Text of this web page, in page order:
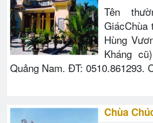
Tên
GiácChùa
Hùng
Kháng
Quảng Nam. ĐT: 0510.861293.
Chùa